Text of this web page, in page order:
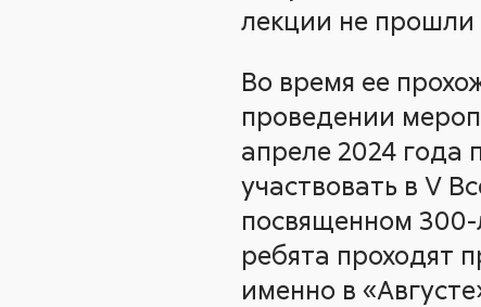
лекции не прошли
Во время ее
проведении
апреле 2024 года
участвовать в V
посвященном
ребята проходят
именно в